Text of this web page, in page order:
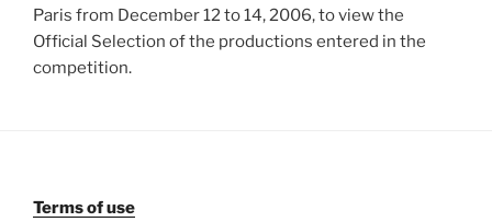
Paris from December 12 to 14, 2006, to view the
Official Selection of the productions entered in the
competition.
Terms of use